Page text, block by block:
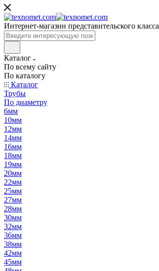
Интернет-магазин представительского класса
Каталог
По всему сайту
По каталогу
Каталог
Трубы
По диаметру
6мм
10мм
12мм
14мм
16мм
18мм
19мм
20мм
22мм
25мм
27мм
28мм
30мм
32мм
36мм
38мм
42мм
45мм